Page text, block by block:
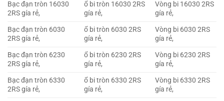
Bạc đạn tròn 16030
2RS gía rẻ,
ổ bi tròn 16030 2RS
gía rẻ,
Vòng bi 16030 2RS
gía rẻ,
Bạc đạn tròn 6030
2RS gía rẻ,
ổ bi tròn 6030 2RS
gía rẻ,
Vòng bi 6030 2RS
gía rẻ,
Bạc đạn tròn 6230
2RS gía rẻ,
ổ bi tròn 6230 2RS
gía rẻ,
Vòng bi 6230 2RS
gía rẻ,
Bạc đạn tròn 6330
2RS gía rẻ,
ổ bi tròn 6330 2RS
gía rẻ,
Vòng bi 6330 2RS
gía rẻ,